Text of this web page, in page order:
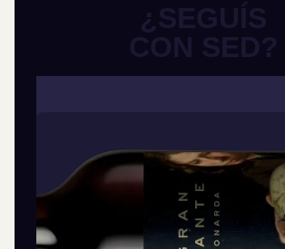
¿SEGUÍS
CON SED?